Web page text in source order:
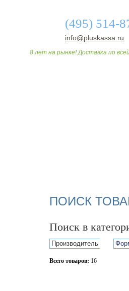
(495) 514-
info@pluskassa.ru
8 лет на рынке! Доставка по
ПОИСК
Поиск в
Производитель
Всего товаров: 16